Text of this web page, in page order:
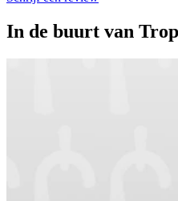
In de buurt van